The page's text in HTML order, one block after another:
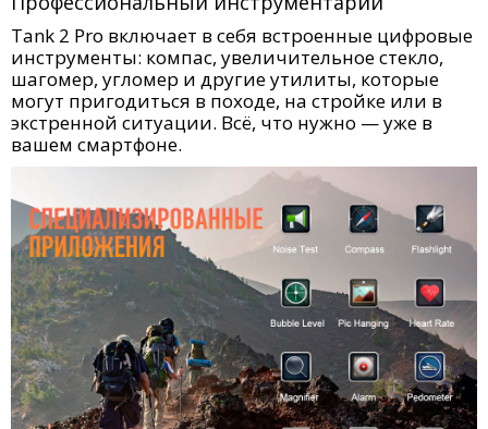
Tank 2 Pro включает в себя встроенные цифровые
инструменты: компас, увеличительное стекло,
шагомер, угломер и другие утилиты, которые
могут пригодиться в походе, на стройке или в
экстренной ситуации. Всё, что нужно — уже в
вашем смартфоне.